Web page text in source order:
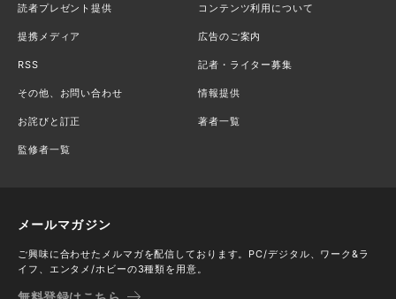
読者プレゼント提供 コンテンツ利用について
提携メディア 広告のご案内
RSS 記者・ライター募集
その他、お問い合わせ 情報提供
お詫びと訂正 著者一覧
監修者一覧
メールマガジン
ご興味に合わせたメルマガを配信しております。PC/デジタル、ワーク&ラ
イフ、エンタメ/ホビーの3種類を用意。